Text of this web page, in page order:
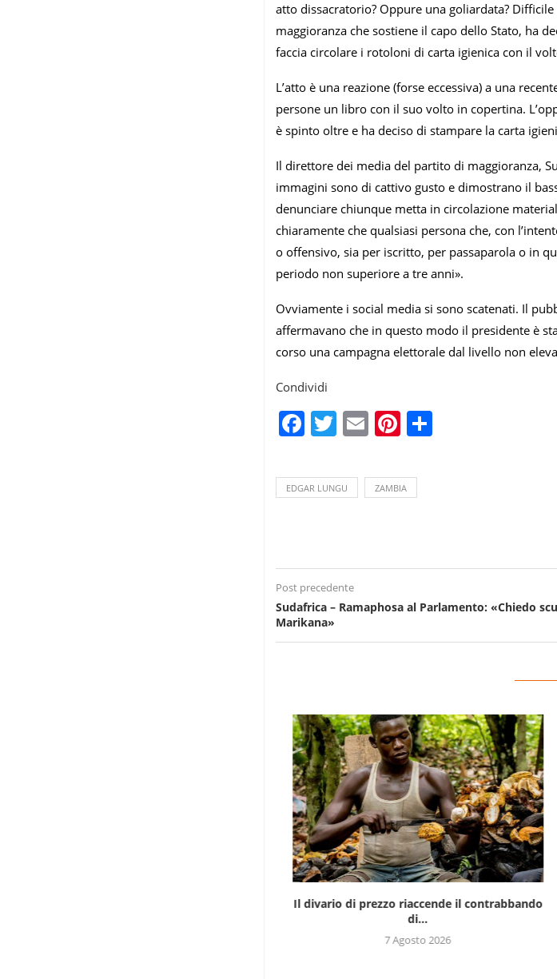
atto dissacratorio? Oppure una goliardata?
maggioranza che sostiene il capo dello Stato, ha
faccia circolare i rotoloni di carta igienica con il
L’atto è una reazione (forse eccessiva) a una
persone un libro con il suo volto in copertina.
è spinto oltre e ha deciso di stampare la carta
Il direttore dei media del partito di maggioranza,
immagini sono di cattivo gusto e dimostrano il
denunciare chiunque metta in circolazione
chiaramente che qualsiasi persona che, con
o offensivo, sia per iscritto, per passaparola o in
periodo non superiore a tre anni».
Ovviamente i social media si sono scatenati. Il
affermavano che in questo modo il presidente è
corso una campagna elettorale dal livello non
Condividi
Facebook
Twitter
EmailPinterest
EDGAR LUNGU ZAMBIA
Post precedente
Sudafrica – Ramaphosa al Parlamento: «Chiedo
Marikana»
Il divario di prezzo riaccende il contrabbando
di...
7 Agosto 2026